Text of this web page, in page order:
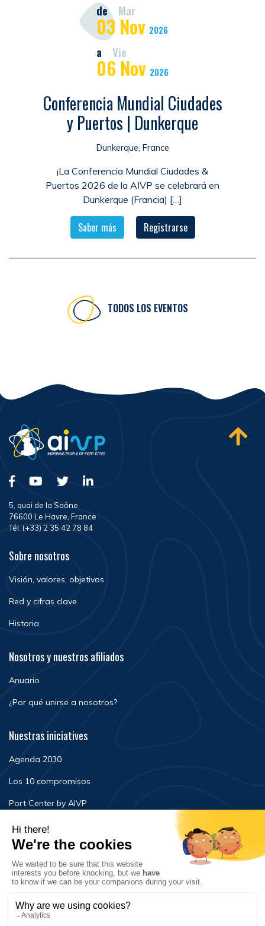
de Mar
03 Nov 2026
a Vie
06 Nov 2026
Conferencia Mundial Ciudades
y Puertos | Dunkerque
Dunkerque, France
¡La Conferencia Mundial Ciudades &
Puertos 2026 de la AIVP se celebrará en
Dunkerque (Francia) […]
Saber más Registrarse
TODOS LOS EVENTOS
5, quai de la Saône
76600 Le Havre, France
Tél. (+33) 2 35 42 78 84
Sobre nosotros
Visión, valores, objetivos
Red y cifras clave
Historia
Nosotros y nuestros afiliados
Anuario
¿Por qué unirse a nosotros?
Nuestras iniciatives
Agenda 2030
Los 10 compromisos
Port Center by AIVP
Noticias
Eventos
FAQ
Contacto